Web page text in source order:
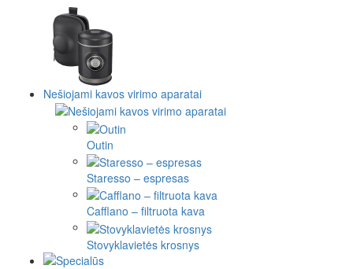
Nešiojami kavos virimo aparatai
Outin
Staresso – espresas
Cafflano – filtruota kava
Stovyklavietės krosnys